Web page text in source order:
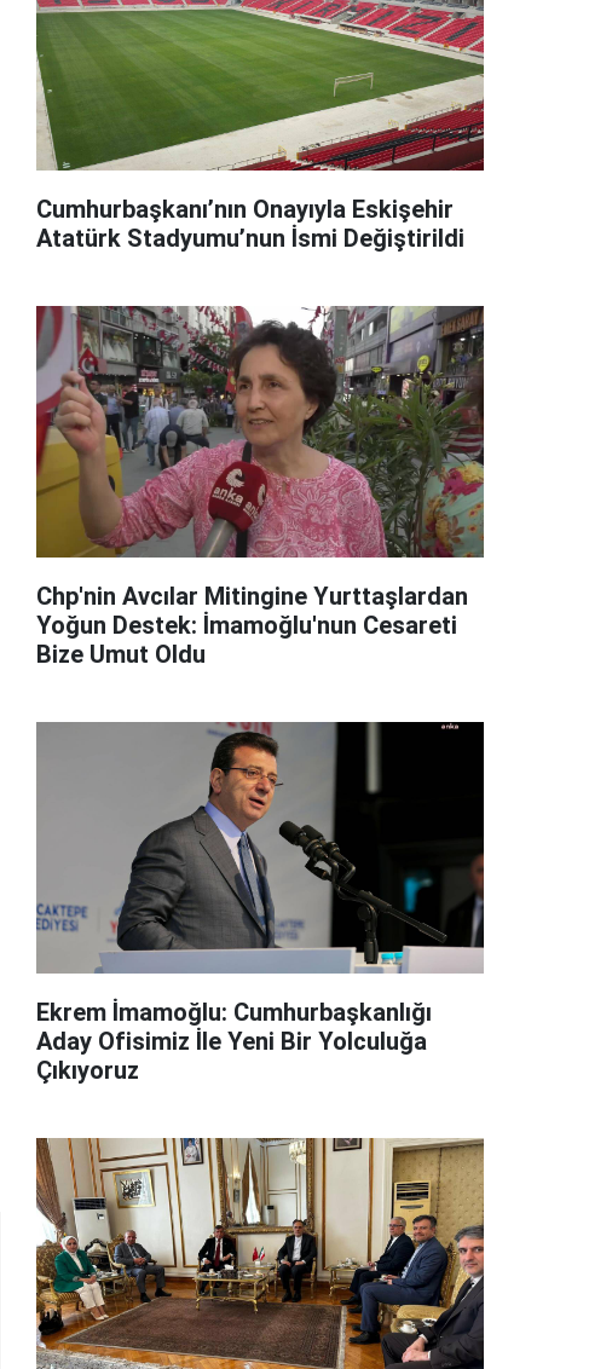
Cumhurbaşkanı’nın Onayıyla Eskişehir
Atatürk Stadyumu’nun İsmi Değiştirildi
Chp'nin Avcılar Mitingine Yurttaşlardan
Yoğun Destek: İmamoğlu'nun Cesareti
Bize Umut Oldu
Ekrem İmamoğlu: Cumhurbaşkanlığı
Aday Ofisimiz İle Yeni Bir Yolculuğa
Çıkıyoruz